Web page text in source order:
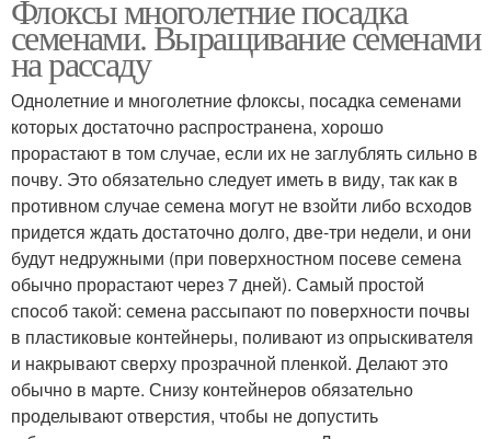
Флоксы многолетние посадка
семенами. Выращивание семенами
на рассаду
Однолетние и многолетние флоксы, посадка семенами
которых достаточно распространена, хорошо
прорастают в том случае, если их не заглублять сильно в
почву. Это обязательно следует иметь в виду, так как в
противном случае семена могут не взойти либо всходов
придется ждать достаточно долго, две-три недели, и они
будут недружными (при поверхностном посеве семена
обычно прорастают через 7 дней). Самый простой
способ такой: семена рассыпают по поверхности почвы
в пластиковые контейнеры, поливают из опрыскивателя
и накрывают сверху прозрачной пленкой. Делают это
обычно в марте. Снизу контейнеров обязательно
проделывают отверстия, чтобы не допустить